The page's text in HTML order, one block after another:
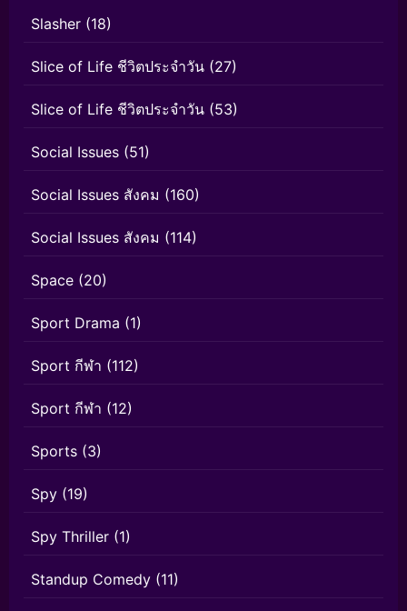
Slasher (18)
Slice of Life ชีวิตประจำวัน (27)
Slice of Life ชีวิตประจำวัน (53)
Social Issues (51)
Social Issues สังคม (160)
Social Issues สังคม (114)
Space (20)
Sport Drama (1)
Sport กีฬา (112)
Sport กีฬา (12)
Sports (3)
Spy (19)
Spy Thriller (1)
Standup Comedy (11)